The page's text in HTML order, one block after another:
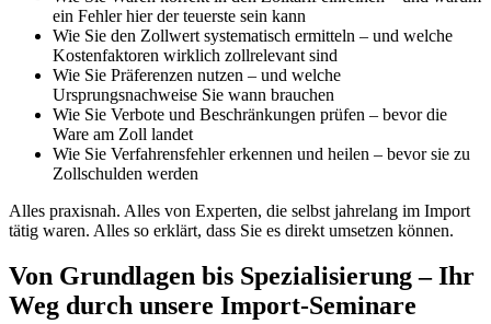
ein Fehler hier der teuerste sein kann
Wie Sie den Zollwert systematisch ermitteln – und welche
Kostenfaktoren wirklich zollrelevant sind
Wie Sie Präferenzen nutzen – und welche
Ursprungsnachweise Sie wann brauchen
Wie Sie Verbote und Beschränkungen prüfen – bevor die
Ware am Zoll landet
Wie Sie Verfahrensfehler erkennen und heilen – bevor sie zu
Zollschulden werden
Alles praxisnah. Alles von Experten, die selbst jahrelang im Import
tätig waren. Alles so erklärt, dass Sie es direkt umsetzen können.
Von Grundlagen bis Spezialisierung – Ihr
Weg durch unsere Import-Seminare